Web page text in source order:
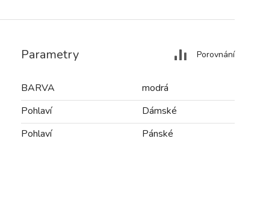
Parametry Porovnání
BARVA
modrá
Pohlaví
Dámské
Pohlaví
Pánské